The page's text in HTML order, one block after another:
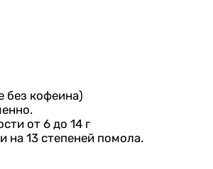
без кофеина)
от 6 до 14 г
на 13 степеней помола.